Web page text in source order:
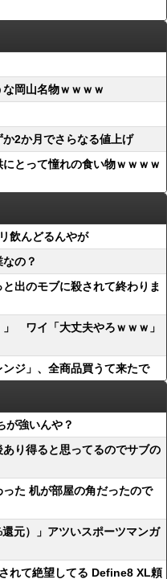
岡山名物ｗｗｗｗ
か2か月でさらなる値上げ
とって憧れの食い物ｗｗｗｗ
飲んどるんやが
の？
出のモブに殺されて終わりま
ワイ「大丈夫やろｗｗｗ」
ンジ」、全商品買うて来たで
が強いんや？
あり得ると思ってるのでサブの
た 机が部屋の角だったので
元）」アツいスポーツマンガ
れて絶望してる Define8 XL頼